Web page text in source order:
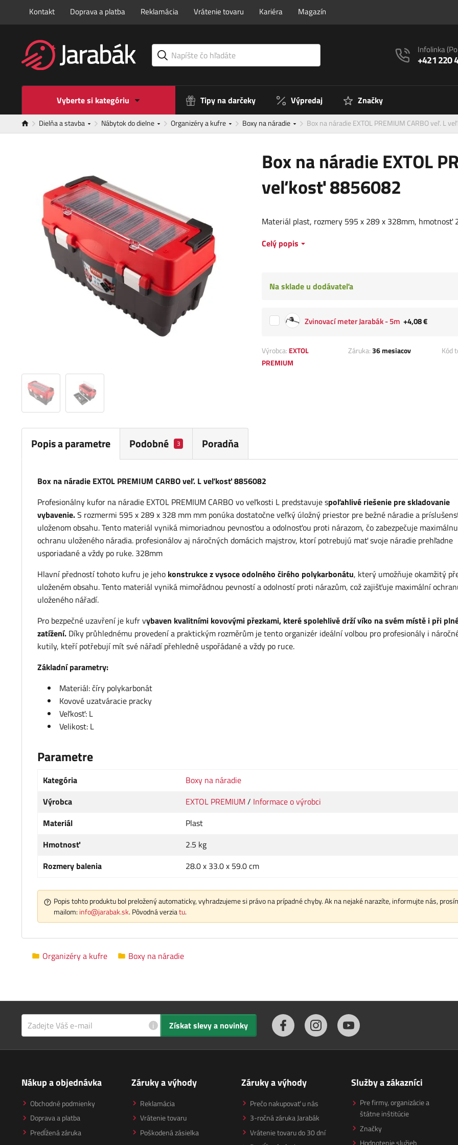
Kontakt Doprava a platba Reklamácia Vrátenie tovaru Kariéra Magazín
Infolinka
+421 220
Vyberte si kategóriu Tipy na darčeky Výpredaj Značky
Dielňa a stavba Nábytok do dielne Organizéry a kufre Boxy na náradie Box na náradie EXTOL PREMIUM CARBO veľ. L
Box na náradie EXTOL
veľkosť 8856082
Materiál plast, rozmery 595 x 289 x 328mm, hmotnosť
Celý popis
Na sklade u dodávateľa
Zvinovací meter Jarabák - 5m +4,08 €
Výrobca: EXTOL
PREMIUM
Záruka:36 mesiacov Kód
Popis a parametre Podobné 3 Poradňa
Box na náradie EXTOL PREMIUM CARBO veľ. L veľkosť 8856082
Profesionálny kufor na náradie EXTOL PREMIUM CARBO vo veľkosti L predstavuje spoľahlivé riešenie pre skladovanie
vybavenie.S rozmermi 595 x 289 x 328 mm mm ponúka dostatočne veľký úložný priestor pre bežné náradie a
uloženom obsahu. Tento materiál vyniká mimoriadnou pevnosťou a odolnosťou proti nárazom, čo zabezpečuje maximálnu
ochranu uloženého náradia. profesionálov aj náročných domácich majstrov, ktorí potrebujú mať svoje náradie prehľadne
usporiadané a vždy po ruke. 328mm
Hlavní předností tohoto kufru je jeho konstrukce z vysoce odolného čirého polykarbonátu, který umožňuje okamžitý
uloženém obsahu. Tento materiál vyniká mimořádnou pevností a odolností proti nárazům, což zajišťuje maximální
uloženého nářadí.
Pro bezpečné uzavření je kufr vybaven kvalitními kovovými přezkami, které spolehlivě drží víko na svém místě i při
zatížení. Díky průhlednému provedení a praktickým rozměrům je tento organizér ideální volbou pro profesionály i
kutily, kteří potřebují mít své nářadí přehledně uspořádané a vždy po ruce.
Základní parametry:
Materiál: číry polykarbonát
Kovové uzatváracie pracky
Veľkosť: L
Velikost: L
Parametre
Kategória
Boxy na náradie
Výrobca
EXTOL PREMIUM / Informace o výrobci
Materiál
Plast
Hmotnosť
2.5 kg
Rozmery balenia
28.0 x 33.0 x 59.0 cm
Popis tohto produktu bol preložený automaticky, vyhradzujeme si právo na prípadné chyby. Ak na nejaké narazíte, informujte nás,
mailom: info@jarabak.sk. Pôvodná verziatu.
Organizéry a kufre Boxy na náradie
i Získat slevy a novinky
Nákup a objednávka
Obchodné podmienky
Doprava a platba
Predĺžená záruka
Záruky a výhody
Reklamácia
Vrátenie tovaru
Poškodená zásielka
Záruky a výhody
Prečo nakupovať u nás
3-ročná záruka Jarabák
Vrátenie tovaru do 30 dní
Služby a zákazníci
Pre firmy, organizácie a
štátne inštitúcie
Značky
Hodnotenie služieb